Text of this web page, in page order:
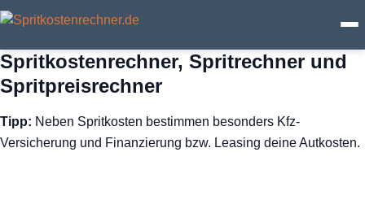
Spritkosten
Fahrtkosten
Spritkostenrechner, Spritrechner und
Spritpreisrechner
Tipp: Neben Spritkosten bestimmen besonders Kfz-
Versicherung und Finanzierung bzw. Leasing deine Autkosten.